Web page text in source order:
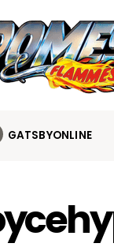
GATSBYONLINE